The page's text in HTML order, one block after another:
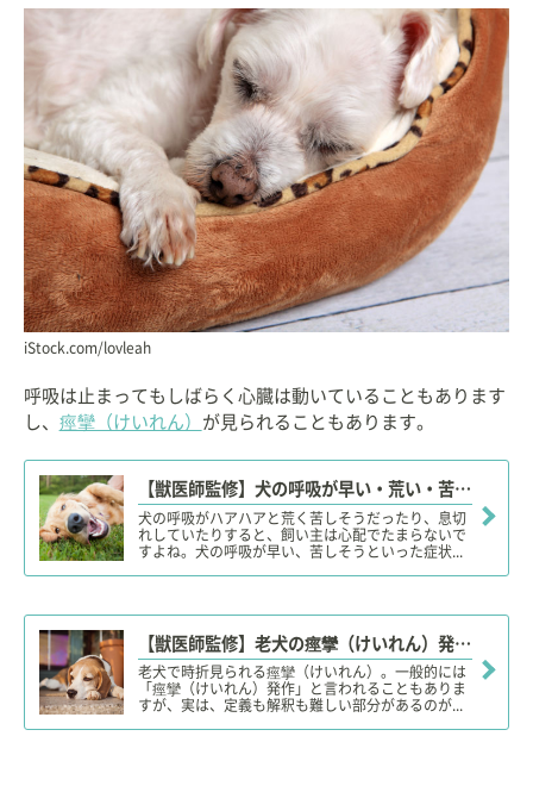
iStock.com/lovleah
呼吸は止まってもしばらく心臓は動いていることもあります
し、 痙攣（けいれん） が見られることもあります。
【獣医師監修】犬の呼吸が早い・荒い・苦しそう・息切れしている。この症状から考えられる原因や病気は？
犬の呼吸がハアハアと荒く苦しそうだったり、息切
れしていたりすると、飼い主は心配でたまらないで
すよね。犬の呼吸が早い、苦しそうといった症状...
【獣医師監修】老犬の痙攣（けいれん）発作の原因や理由は？対処・治療法、治療費、予防対策は？
老犬で時折見られる痙攣（けいれん）。一般的には
「痙攣（けいれん）発作」と言われることもありま
すが、実は、定義も解釈も難しい部分があるのが...